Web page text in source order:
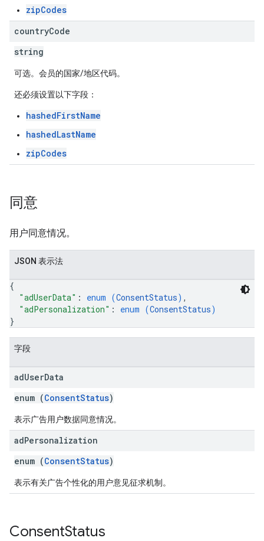
zipCodes
countryCode
string
可选。会员的国家/地区代码。
还必须设置以下字段：
hashedFirstName
hashedLastName
zipCodes
同意
用户同意情况。
JSON 表示法
{
"adUserData" : enum (ConsentStatus) ,
"adPersonalization" : enum (ConsentStatus)
}
字段
adUserData
enum (ConsentStatus)
表示广告用户数据同意情况。
adPersonalization
enum (ConsentStatus)
表示有关广告个性化的用户意见征求机制。
ConsentStatus